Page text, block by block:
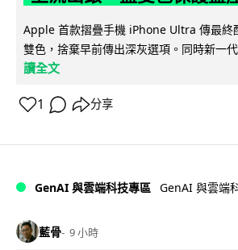
Apple 首款摺疊手機 iPhone Ultra 傳最終
雙色，捨棄早前傳出深灰選項。同時新一
讀全文
1 分享
GenAI 與雲端科技專區 GenAI 與雲端
藍骨 9 小時